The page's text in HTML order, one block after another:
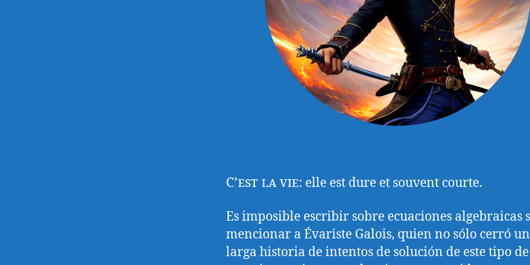
C’est la vie: elle est dure et souvent courte.
Es imposible escribir sobre ecuaciones algebraicas
mencionar a Évariste Galois, quien no sólo cerró
larga historia de intentos de solución de este tipo de